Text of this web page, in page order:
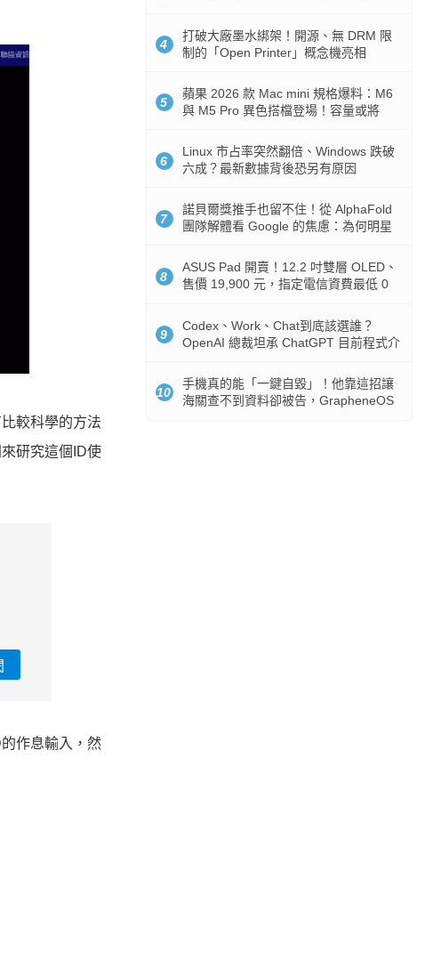
較科學的方法
研究這個ID使
作息輸入，然
4
打破大廠墨水綁架！開源、無 DRM 限
制的「Open Printer」概念機亮相
5
蘋果 2026 款 Mac mini 規格爆料：M6
與 M5 Pro 異色搭檔登場！容量或將
6
Linux 市占率突然翻倍、Windows 跌破
六成？最新數據背後恐另有原因
7
諾貝爾獎推手也留不住！從 AlphaFold
團隊解體看 Google 的焦慮：為何明星
8
ASUS Pad 開賣！12.2 吋雙層 OLED、
售價 19,900 元，指定電信資費最低 0
9
Codex、Work、Chat到底該選誰？
OpenAI 總裁坦承 ChatGPT 目前程式介
10
手機真的能「一鍵自毀」！他靠這招讓
海關查不到資料卻被告，GrapheneOS